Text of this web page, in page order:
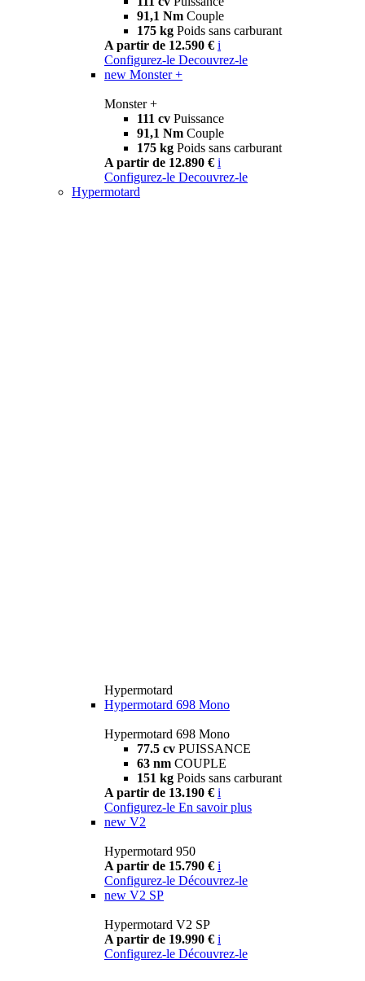
91,1 Nm Couple
175 kg Poids sans carburant
A partir de 12.590 € i
Configurez-le Decouvrez-le
new Monster +
Monster +
111 cv Puissance
91,1 Nm Couple
175 kg Poids sans carburant
A partir de 12.890 € i
Configurez-le Decouvrez-le
Hypermotard
Hypermotard
Hypermotard 698 Mono
Hypermotard 698 Mono
77.5 cv PUISSANCE
63 nm COUPLE
151 kg Poids sans carburant
A partir de 13.190 € i
Configurez-le En savoir plus
new V2
Hypermotard 950
A partir de 15.790 € i
Configurez-le Découvrez-le
new V2 SP
Hypermotard V2 SP
A partir de 19.990 € i
Configurez-le Découvrez-le